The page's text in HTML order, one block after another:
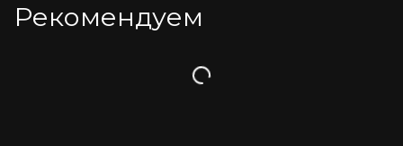
Рекомендуем
Загрузка